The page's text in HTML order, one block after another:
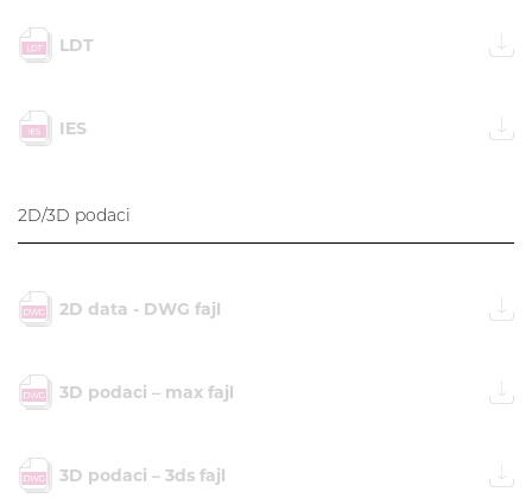
LDT
IES
2D/3D podaci
2D data - DWG fajl
3D podaci – max fajl
3D podaci – 3ds fajl